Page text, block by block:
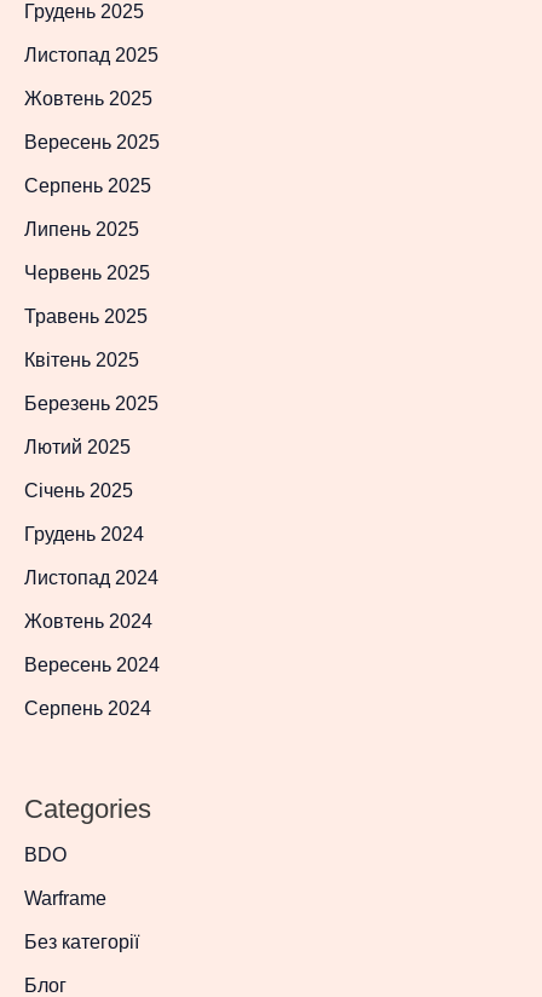
Грудень 2025
Листопад 2025
Жовтень 2025
Вересень 2025
Серпень 2025
Липень 2025
Червень 2025
Травень 2025
Квітень 2025
Березень 2025
Лютий 2025
Січень 2025
Грудень 2024
Листопад 2024
Жовтень 2024
Вересень 2024
Серпень 2024
Categories
BDO
Warframe
Без категорії
Блог